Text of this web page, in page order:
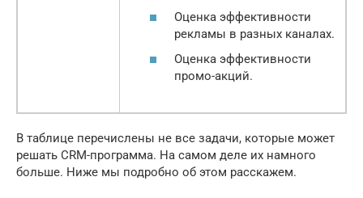
Оценка эффективности
рекламы в разных каналах.
Оценка эффективности
промо-акций.
В таблице перечислены не все задачи, которые может
решать CRM-программа. На самом деле их намного
больше. Ниже мы подробно об этом расскажем.